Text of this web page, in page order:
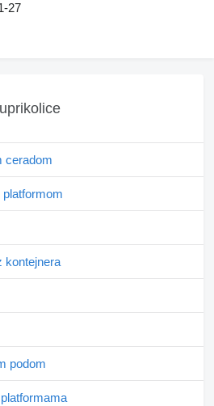
27
ceradom
kontejnera
podom